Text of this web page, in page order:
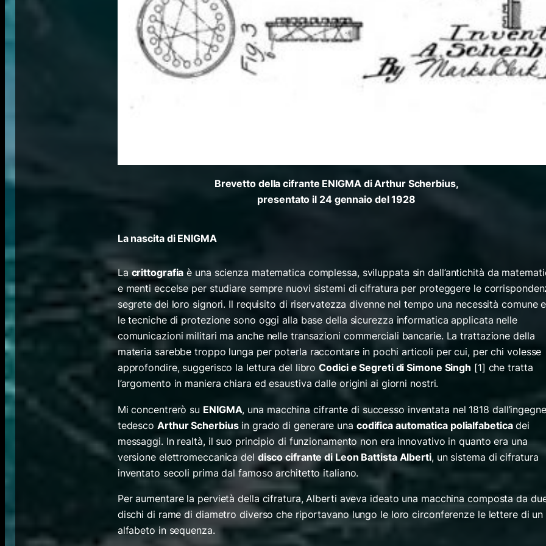
Brevetto della cifrante ENIGMA di Arthur Scherbius,
presentato il 24 gennaio del 1928
La nascita di ENIGMA
Lacrittografia è una scienza matematica complessa, sviluppata sin dall’antichità da
e menti eccelse per studiare sempre nuovi sistemi di cifratura per proteggere le
segrete dei loro signori. Il requisito di riservatezza divenne nel tempo una necessità comune e
le tecniche di protezione sono oggi alla base della sicurezza informatica applicata nelle
comunicazioni militari ma anche nelle transazioni commerciali bancarie. La trattazione della
materia sarebbe troppo lunga per poterla raccontare in pochi articoli per cui, per chi volesse
approfondire, suggerisco la lettura del libroCodici e Segreti di Simone Singh [1] che tratta
l’argomento in maniera chiara ed esaustiva dalle origini ai giorni nostri.
Mi concentrerò su ENIGMA, una macchina cifrante di successo inventata nel 1818
tedesco Arthur Scherbiusin grado di generare una codifica automatica polialfabeticadei
messaggi. In realtà, il suo principio di funzionamento non era innovativo in quanto era una
versione elettromeccanica del disco cifrante di Leon Battista Alberti, un sistema di cifratura
inventato secoli prima dal famoso architetto italiano.
Per aumentare la pervietà della cifratura, Alberti aveva ideato una macchina composta da
dischi di rame di diametro diverso che riportavano lungo le loro circonferenze le lettere di un
alfabeto in sequenza.